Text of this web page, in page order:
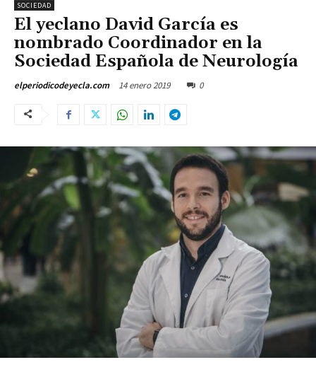
SOCIEDAD
El yeclano David García es
nombrado Coordinador en la
Sociedad Española de Neurología
elperiodicodeyecla.com 14 enero 2019 0